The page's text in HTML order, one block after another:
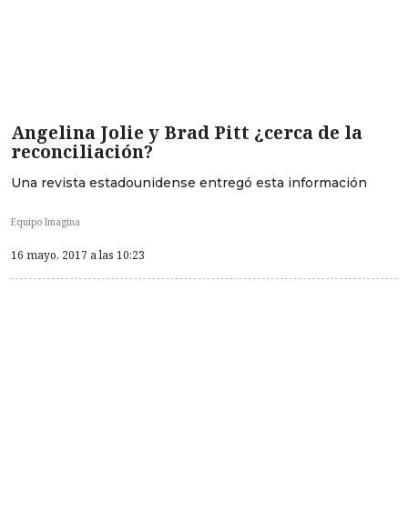
Angelina Jolie y Brad Pitt ¿cerca de la
reconciliación?
Una revista estadounidense entregó esta información
Equipo Imagina
16 mayo, 2017 a las 10:23